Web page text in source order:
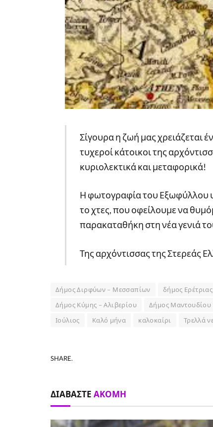
Σίγουρα η ζωή μας χρειάζεται
τυχεροί κάτοικοι της
κυριολεκτικά και μεταφορικά!
Η φωτογραφία του Εξωφύλλου
το χτες, που οφείλουμε να
παρακαταθήκη στη νέα
Της αρχόντισσας της Στερεάς
Δήμος Διρφύων – Μεσσαπίων δήμος Ερέτριας
Δήμος Κύμης – Αλιβερίου
Δήμος Μαντουδίου
Ιούλιος
Καλό μήνα καλοκαίρι Τρελλά
SHARE.
ΔΙΑΒΆΣΤΕ ΑΚΌΜΗ